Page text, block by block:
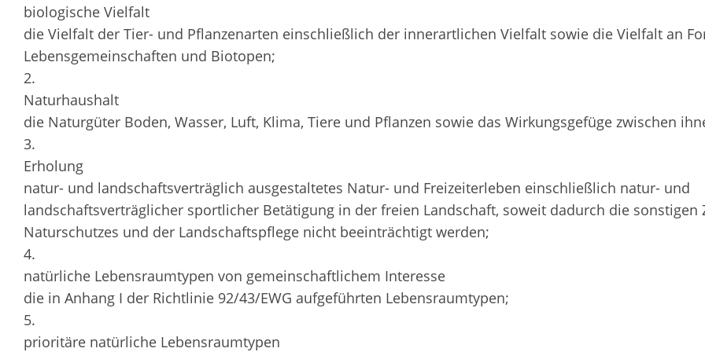
biologische Vielfalt
die Vielfalt der Tier- und Pflanzenarten einschließlich der innerartlichen Vielfalt sowie die Vielfalt an
Lebensgemeinschaften und Biotopen;
2.
Naturhaushalt
die Naturgüter Boden, Wasser, Luft, Klima, Tiere und Pflanzen sowie das Wirkungsgefüge zwischen
3.
Erholung
natur- und landschaftsverträglich ausgestaltetes Natur- und Freizeiterleben einschließlich natur- und
landschaftsverträglicher sportlicher Betätigung in der freien Landschaft, soweit dadurch die sonstigen
Naturschutzes und der Landschaftspflege nicht beeinträchtigt werden;
4.
natürliche Lebensraumtypen von gemeinschaftlichem Interesse
die in Anhang I der Richtlinie 92/43/EWG aufgeführten Lebensraumtypen;
5.
prioritäre natürliche Lebensraumtypen